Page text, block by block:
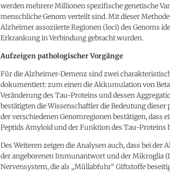
werden mehrere Millionen spezifische genetische
menschliche Genom verteilt sind. Mit dieser
Alzheimer assoziierte Regionen (loci) des Genoms
Erkrankung in Verbindung gebracht wurden.
Aufzeigen pathologischer Vorgänge
Für die Alzheimer-Demenz sind zwei
dokumentiert: zum einen die Akkumulation von
Veränderung des Tau-Proteins und dessen
bestätigten die Wissenschaftler die Bedeutung
der verschiedenen Genomregionen bestätigen, dass
Peptids Amyloid und der Funktion des Tau-Proteins
Des Weiteren zeigen die Analysen auch, dass bei
der angeborenen Immunantwort und der Mikroglia
Nervensystem, die als „Müllabfuhr“ Giftstoffe